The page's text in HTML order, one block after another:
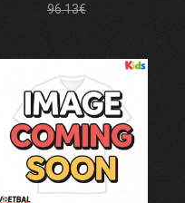
96.13€